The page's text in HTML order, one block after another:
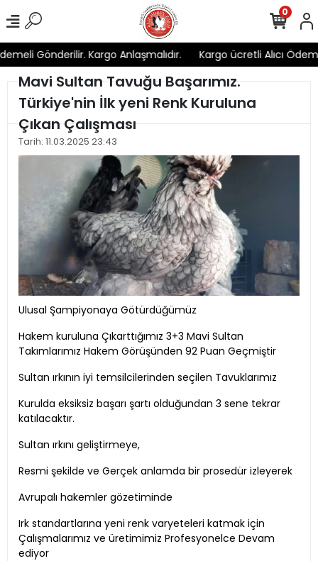
Gönderilir. Kargo Anlaşmalıdır. Kargo ücretli Alıcı
0
Mavi Sultan Tavuğu Başarımız.
Türkiye'nin İlk yeni Renk Kuruluna
Çıkan Çalışması
Tarih: 11.03.2025 23:43
Ulusal Şampiyonaya Götürdüğümüz
Hakem kuruluna Çıkarttığımız 3+3 Mavi Sultan
Takımlarımız Hakem Görüşünden 92 Puan Geçmiştir
Sultan ırkının iyi temsilcilerinden seçilen Tavuklarımız
Kurulda eksiksiz başarı şartı olduğundan 3 sene tekrar
katılacaktır.
Sultan ırkını geliştirmeye,
Resmi şekilde ve Gerçek anlamda bir prosedür izleyerek
Avrupalı hakemler gözetiminde
Irk standartlarına yeni renk varyeteleri katmak için
Çalışmalarımız ve üretimimiz Profesyonelce Devam
ediyor